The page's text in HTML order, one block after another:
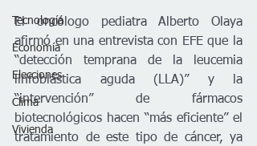
Tecnología
Economía
Elecciones
Clima
Vivienda
El oncólogo pediatra Alberto Olaya
afirmó en una entrevista con EFE que la
“detección temprana de la leucemia
linfoblástica aguda (LLA)” y la
“intervención” de fármacos
biotecnológicos hacen “más eficiente” el
tratamiento de este tipo de cáncer, ya